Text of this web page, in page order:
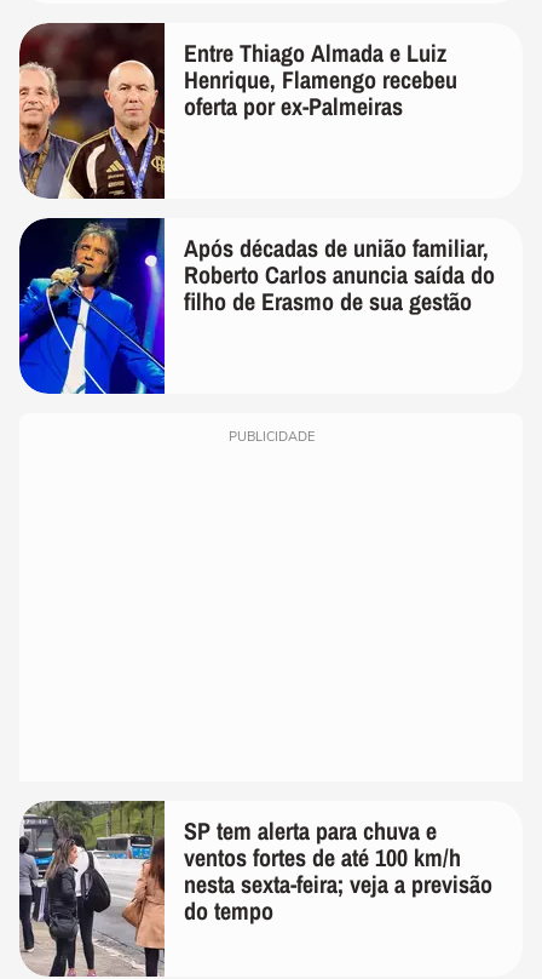
Entre Thiago Almada e Luiz
Henrique, Flamengo recebeu
oferta por ex-Palmeiras
Após décadas de união familiar,
Roberto Carlos anuncia saída do
filho de Erasmo de sua gestão
PUBLICIDADE
SP tem alerta para chuva e
ventos fortes de até 100 km/h
nesta sexta-feira; veja a previsão
do tempo